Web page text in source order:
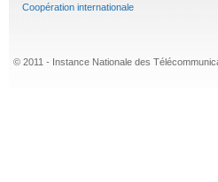
Coopération internationale
© 2011 - Instance Nationale des